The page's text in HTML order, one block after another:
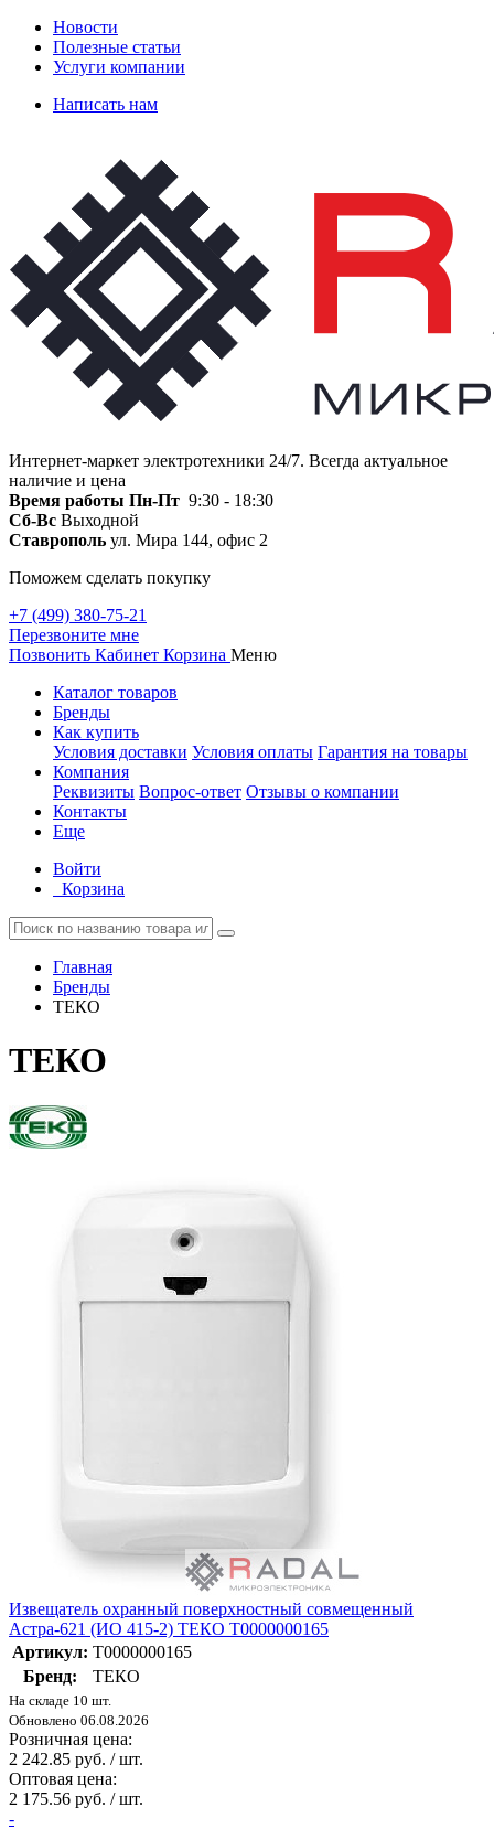
Новости
Полезные статьи
Услуги компании
Написать нам
Интернет-маркет электротехники 24/7. Всегда актуальное
наличие и цена
Время работы Пн-Пт 9:30 - 18:30
Сб-Вс Выходной
Ставрополь ул. Мира 144, офис 2
Поможем сделать покупку
+7 (499) 380-75-21
Перезвоните мне
Позвонить Кабинет Корзина Меню
Каталог товаров
Бренды
Как купить
Условия доставки Условия оплаты Гарантия на товары
Компания
Реквизиты Вопрос-ответ Отзывы о компании
Контакты
Еще
Войти
Корзина
Главная
Бренды
ТЕКО
ТЕКО
Извещатель охранный поверхностный совмещенный
Астра-621 (ИО 415-2) ТЕКО Т0000000165
Артикул: Т0000000165
Бренд:
ТЕКО
На складе 10 шт.
Обновлено 06.08.2026
Розничная цена:
2 242.85 руб. / шт.
Оптовая цена:
2 175.56 руб. / шт.
-